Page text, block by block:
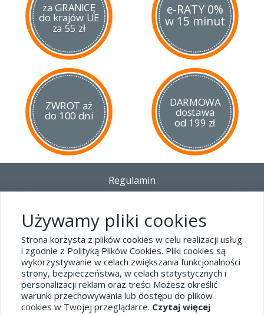
za GRANICĘ
do krajów UE
za 55 zł
e-RATY 0%
w 15 minut
ZWROT aż
do 100 dni
DARMOWA
dostawa
od 199 zł
Regulamin
Polityka prywatności i pliki cookies
Blog
Dane kontaktowe
tel.32 445-74-07
sklep@hard-skin.pl
Używamy pliki cookies
Strona korzysta z plików cookies w celu realizacji usług
i zgodnie z Polityką Plików Cookies. Pliki cookies są
wykorzystywanie w celach zwiększania funkcjonalności
strony, bezpieczeństwa, w celach statystycznych i
personalizacji reklam oraz treści Możesz określić
warunki przechowywania lub dostępu do plików
cookies w Twojej przeglądarce. Czytaj więcej